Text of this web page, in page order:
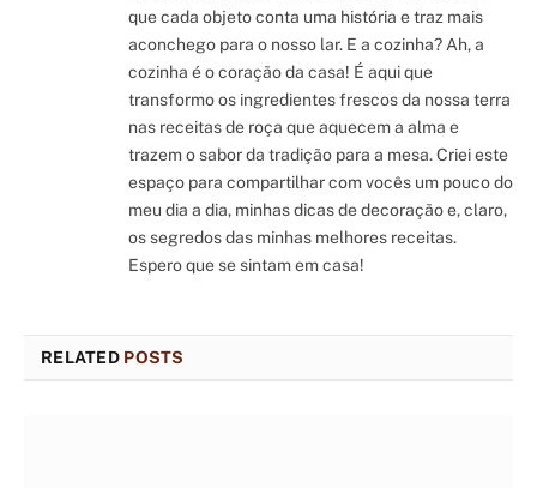
que cada objeto conta uma história e traz mais
aconchego para o nosso lar. E a cozinha? Ah, a
cozinha é o coração da casa! É aqui que
transformo os ingredientes frescos da nossa terra
nas receitas de roça que aquecem a alma e
trazem o sabor da tradição para a mesa. Criei este
espaço para compartilhar com vocês um pouco do
meu dia a dia, minhas dicas de decoração e, claro,
os segredos das minhas melhores receitas.
Espero que se sintam em casa!
RELATED POSTS